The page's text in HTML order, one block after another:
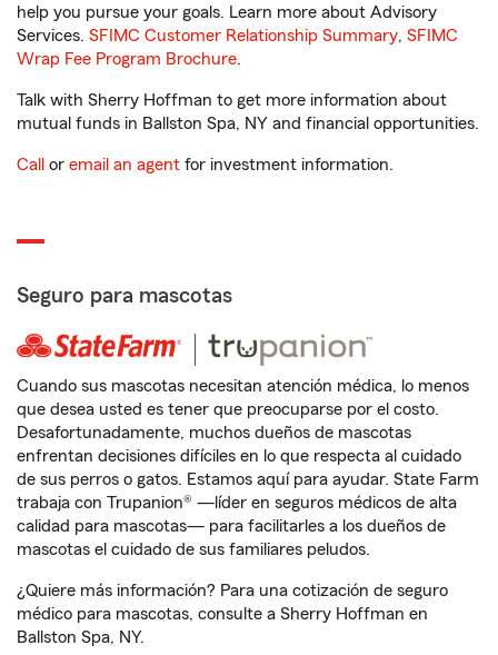
help you pursue your goals. Learn more about Advisory
Services. SFIMC Customer Relationship Summary, SFIMC
Wrap Fee Program Brochure.
Talk with Sherry Hoffman to get more information about
mutual funds in Ballston Spa, NY and financial opportunities.
Call or email an agent for investment information.
Seguro para mascotas
Cuando sus mascotas necesitan atención médica, lo menos
que desea usted es tener que preocuparse por el costo.
Desafortunadamente, muchos dueños de mascotas
enfrentan decisiones difíciles en lo que respecta al cuidado
de sus perros o gatos. Estamos aquí para ayudar. State Farm
trabaja con Trupanion® —líder en seguros médicos de alta
calidad para mascotas— para facilitarles a los dueños de
mascotas el cuidado de sus familiares peludos.
¿Quiere más información? Para una cotización de seguro
médico para mascotas, consulte a Sherry Hoffman en
Ballston Spa, NY.